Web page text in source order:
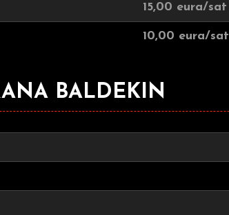
15,00 eura/sat
10,00 eura/sat
BALDEKIN